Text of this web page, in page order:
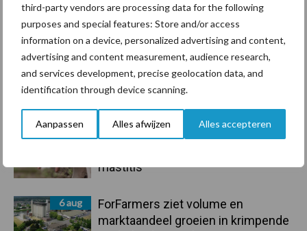
third-party vendors are processing data for the following
purposes and special features: Store and/or access
information on a device, personalized advertising and content,
advertising and content measurement, audience research,
and services development, precise geolocation data, and
identification through device scanning.
Aanpassen Alles afwijzen Alles accepteren
Primaire
Sidebar
Recent nieuws Partner nieuws
7 aug
Grondstoffenmarkt blijft grillig:
droogte en geopolitiek houden
handel in de greep
De speenhuid: een vaak
mastitis
6 aug
ForFarmers ziet volume en
marktaandeel groeien in krimpende